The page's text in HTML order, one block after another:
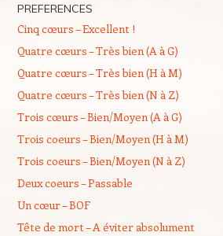
PREFERENCES
Cinq cœurs – Excellent !
Quatre cœurs – Très bien (A à G)
Quatre cœurs – Très bien (H à M)
Quatre cœurs – Très bien (N à Z)
Trois cœurs – Bien/Moyen (A à G)
Trois coeurs – Bien/Moyen (H à M)
Trois coeurs – Bien/Moyen (N à Z)
Deux coeurs – Passable
Un cœur – BOF
Tête de mort – A éviter absolument